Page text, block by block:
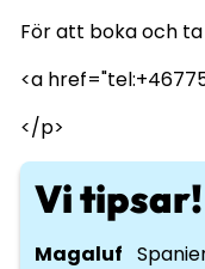
För att boka och
<a
</p>
Vi tipsar!
Magaluf